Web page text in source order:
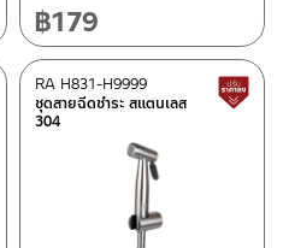
฿179
สินค้าปรับราคาลดลง
ชุดสายฉีดชำระ สแตนเลส
304
RA H831-H9999